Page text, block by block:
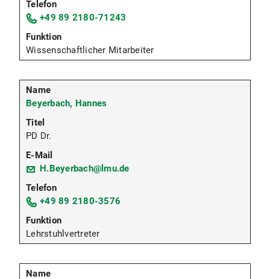
+49 89 2180-71243
Wissenschaftlicher Mitarbeiter
Beyerbach, Hannes
PD Dr.
H.Beyerbach@lmu.de
+49 89 2180-3576
Lehrstuhlvertreter